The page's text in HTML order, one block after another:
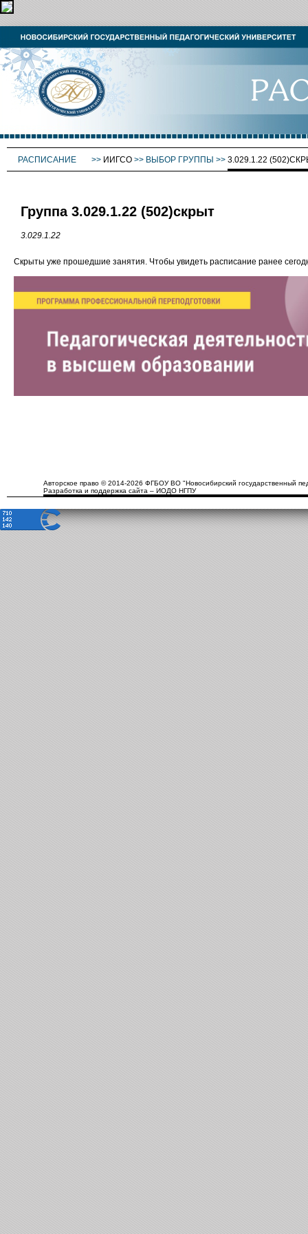
РАСПИСАНИЕ >> ИИГСО >> ВЫБОР ГРУППЫ >> 3.029.1.22
Группа 3.029.1.22 (502)скрыт
3.029.1.22
Скрыты уже прошедшие занятия. Чтобы увидеть расписание ранее
Авторское право © 2014-2026 ФГБОУ ВО "Новосибирский государственный
Разработка и поддержка сайта – ИОДО НГПУ